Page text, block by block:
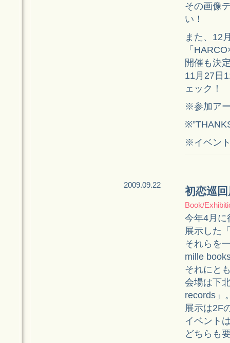
その画像
い！
また、12
「
開催も決
11月27日
ェック！
※参加ア
※イベン
2009.09.22
初恋巡
Book/
今年4月に
展示した
それらを
mille
それにと
会場は下
records」
展示は2F
イベント
どちらも